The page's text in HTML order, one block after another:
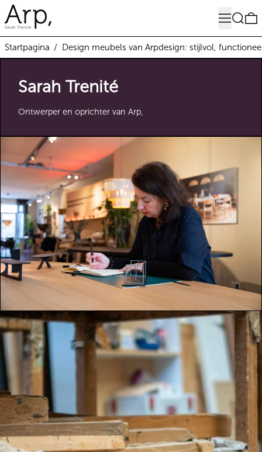
MenuZoeken
Startpagina / Design meubels van Arpdesign: stijlvol,
Sarah Trenité
Ontwerper en oprichter van Arp,